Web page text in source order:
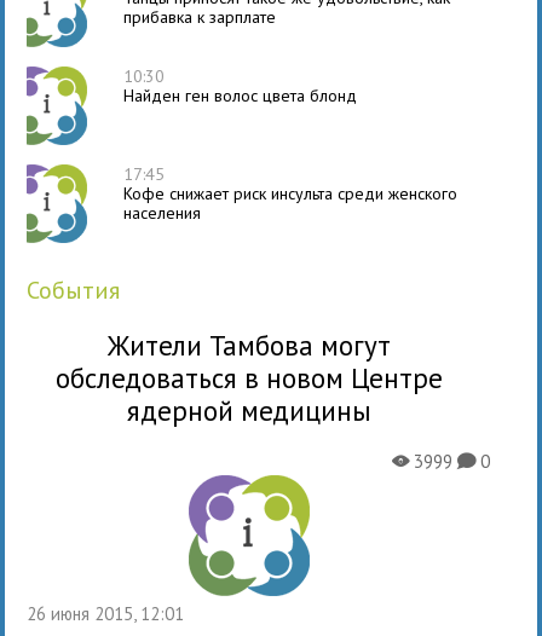
прибавка к зарплате
10:30
Найден ген волос цвета блонд
17:45
Кофе снижает риск инсульта среди женского
населения
события
Жители Тамбова могут
обследоваться в новом Центре
ядерной медицины
26 июня 2015, 12:01
X3999K0